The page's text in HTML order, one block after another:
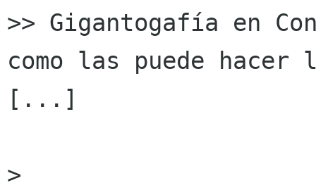
>> Gigantogafía en
como las puede hacer
[...]
>